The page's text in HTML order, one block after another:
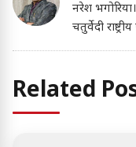
नरेश
चतुर्वेदी
Related